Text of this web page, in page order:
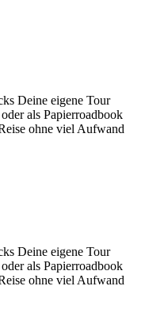
Deine eigene Tour
als Papierroadbook
ohne viel Aufwand
Deine eigene Tour
als Papierroadbook
ohne viel Aufwand